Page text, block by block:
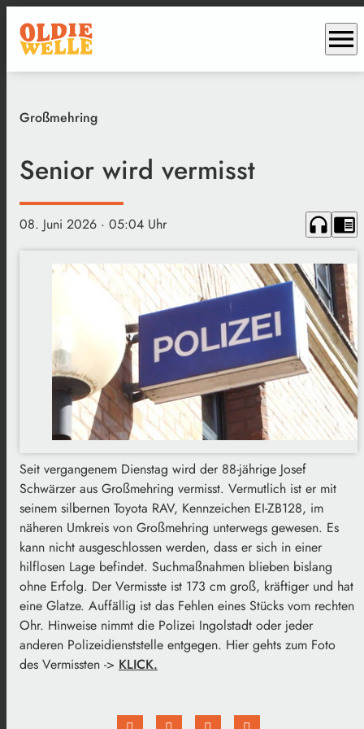
menu
Großmehring
Senior wird vermisst
08. Juni 2026 · 05:04 Uhr headphones chrome_reader_mode
Seit vergangenem Dienstag wird der 88-jährige Josef
Schwärzer aus Großmehring vermisst. Vermutlich ist er mit
seinem silbernen Toyota RAV, Kennzeichen EI-ZB128, im
näheren Umkreis von Großmehring unterwegs gewesen. Es
kann nicht ausgeschlossen werden, dass er sich in einer
hilflosen Lage befindet. Suchmaßnahmen blieben bislang
ohne Erfolg. Der Vermisste ist 173 cm groß, kräftiger und hat
eine Glatze. Auffällig ist das Fehlen eines Stücks vom rechten
Ohr. Hinweise nimmt die Polizei Ingolstadt oder jeder
anderen Polizeidienststelle entgegen. Hier gehts zum Foto
des Vermissten -> KLICK.